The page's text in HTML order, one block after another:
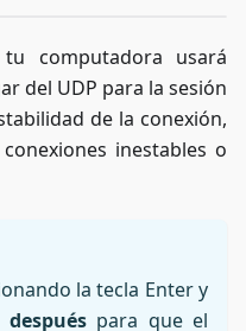
computadora usará
del UDP para la sesión
de la conexión,
inestables o
la tecla Enter y
para que el